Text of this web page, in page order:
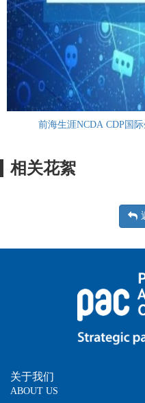
前海生涯NCDA CDP国
相关花絮
关于我们
ABOUT US